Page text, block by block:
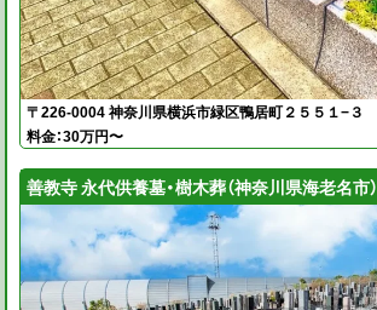
〒226-0004 神奈川県横浜市緑区鴨居町２５５１−３
料金：30万円〜
善教寺 永代供養墓・樹木葬（神奈川県海老名市）